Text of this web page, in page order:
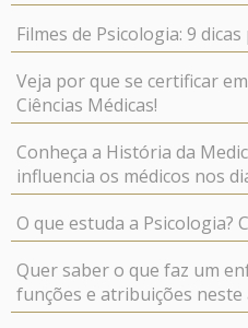
Filmes de Psicologia: 9
Veja por que se certificar
Ciências Médicas!
Conheça a História da
influencia os médicos nos
O que estuda a Psicologia?
Quer saber o que faz um
funções e atribuições neste